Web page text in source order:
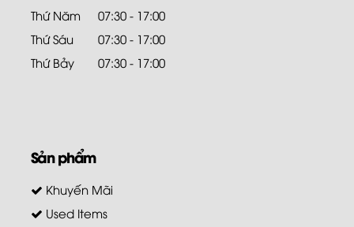
Thứ Năm
07:30 - 17:00
Thứ Sáu
07:30 - 17:00
Thứ Bảy
07:30 - 17:00
Sản phẩm
Khuyến Mãi
Used Items